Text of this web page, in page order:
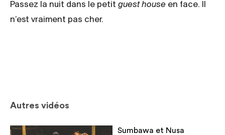
Passez la nuit dans le petit guest house en face. Il
n’est vraiment pas cher.
Autres vidéos
Sumbawa et Nusa